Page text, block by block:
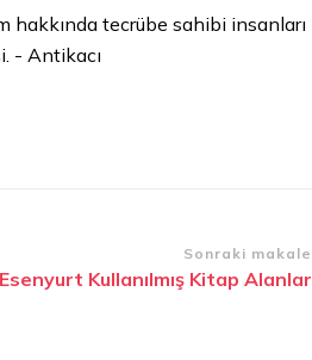
hakkında tecrübe sahibi insanları
- Antikacı
Sonraki makale
Esenyurt Kullanılmış Kitap Alanlar